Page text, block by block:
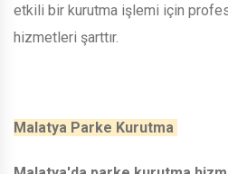
etkili bir kurutma işlemi için
hizmetleri şarttır.
Malatya Parke Kurutma